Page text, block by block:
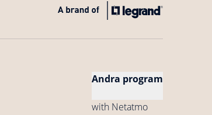
Andra program
with Netatmo